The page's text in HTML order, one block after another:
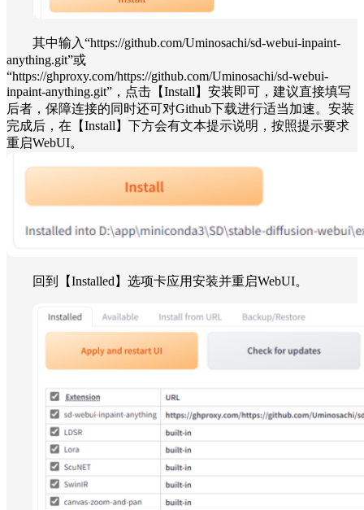
其中输入“https://github.com/Uminosachi/sd-webui-inpaint-
anything.git”或
“https://ghproxy.com/https://github.com/Uminosachi/sd-webui-
inpaint-anything.git”，点击【Install】安装即可，建议直接填写
后者，保障连接的同时还可对Github下载进行适当加速。安装
完成后，在【Install】下方会有文本提示说明，按照提示要求
重启WebUI。
回到【Installed】选项卡应用安装并重启WebUI。